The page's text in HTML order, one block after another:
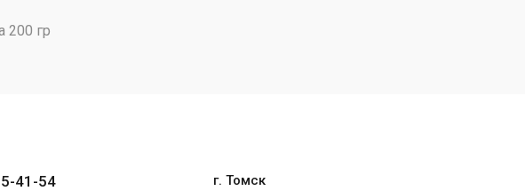
200 гр
41-54
г. Томск